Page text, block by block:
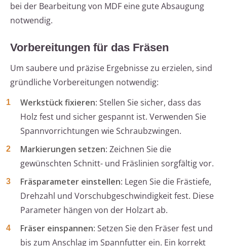
bei der Bearbeitung von MDF eine gute Absaugung
notwendig.
Vorbereitungen für das Fräsen
Um saubere und präzise Ergebnisse zu erzielen, sind
gründliche Vorbereitungen notwendig:
Werkstück fixieren: Stellen Sie sicher, dass das
Holz fest und sicher gespannt ist. Verwenden Sie
Spannvorrichtungen wie Schraubzwingen.
Markierungen setzen: Zeichnen Sie die
gewünschten Schnitt- und Fräslinien sorgfältig vor.
Fräsparameter einstellen: Legen Sie die Frästiefe,
Drehzahl und Vorschubgeschwindigkeit fest. Diese
Parameter hängen von der Holzart ab.
Fräser einspannen: Setzen Sie den Fräser fest und
bis zum Anschlag im Spannfutter ein. Ein korrekt